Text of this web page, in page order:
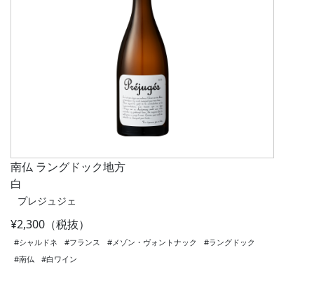
南仏 ラングドック地方
白
プレジュジェ
¥2,300（税抜）
#シャルドネ #フランス #メゾン・ヴォントナック
#ラングドック
#南仏
#白ワイン